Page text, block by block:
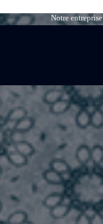
Notre entreprise